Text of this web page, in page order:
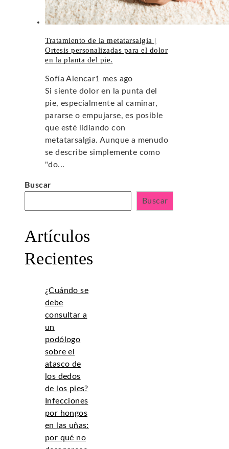
Tratamiento de la metatarsalgia |
Ortesis personalizadas para el dolor
en la planta del pie.
Sofía Alencar1 mes ago
Si siente dolor en la punta del
pie, especialmente al caminar,
pararse o empujarse, es posible
que esté lidiando con
metatarsalgia. Aunque a menudo
se describe simplemente como
"do...
Buscar
Buscar
Artículos
Recientes
¿Cuándo se
debe
consultar a
un
podólogo
sobre el
atasco de
los dedos
de los pies?
Infecciones
por hongos
en las uñas:
por qué no